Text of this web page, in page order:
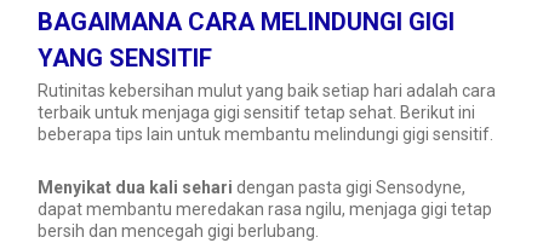
BAGAIMANA CARA MELINDUNGI GIGI
YANG SENSITIF
Rutinitas kebersihan mulut yang baik setiap hari adalah cara
terbaik untuk menjaga gigi sensitif tetap sehat. Berikut ini
beberapa tips lain untuk membantu melindungi gigi sensitif.
Menyikat dua kali sehari dengan pasta gigi Sensodyne,
dapat membantu meredakan rasa ngilu, menjaga gigi tetap
bersih dan mencegah gigi berlubang.